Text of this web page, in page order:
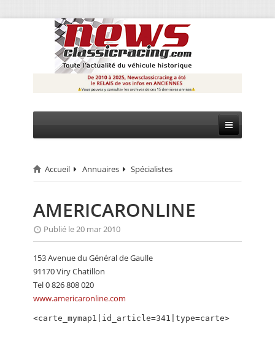
CIRCUIT
RALLYE
MONTAGNE
EVÈNEMENTS
CALENDRIER
FOCUS
Accueil Annuaires Spécialistes
AMERICARONLINE
Publié le 20 mar 2010
153 Avenue du Général de Gaulle
91170 Viry Chatillon
Tel 0 826 808 020
www.americaronline.com
<carte_mymap1|id_article=341|type=carte>